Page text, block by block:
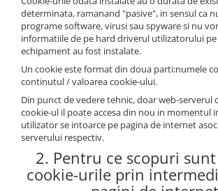
determinata, ramanand "pasive", in sensul ca
programe software, virusi sau spyware si nu
informatiile de pe hard driverul utilizatorului pe
echipament au fost instalate.
Un cookie este format din doua parti:numele
continutul / valoarea cookie-ului.
Din punct de vedere tehnic, doar web-serverul
cookie-ul il poate accesa din nou in momentul
utilizator se intoarce pe pagina de internet
serverului respectiv.
2. Pentru ce scopuri
cookie-urile prin